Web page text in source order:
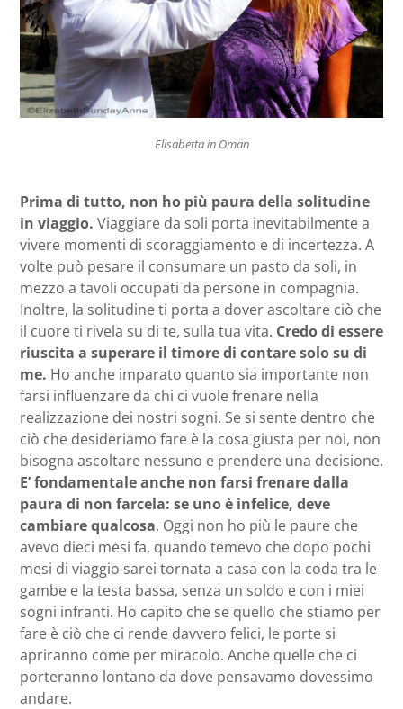
Elisabetta in Oman
Prima di tutto, non ho più paura della solitudine
in viaggio. Viaggiare da soli porta inevitabilmente a
vivere momenti di scoraggiamento e di incertezza. A
volte può pesare il consumare un pasto da soli, in
mezzo a tavoli occupati da persone in compagnia.
Inoltre, la solitudine ti porta a dover ascoltare ciò che
il cuore ti rivela su di te, sulla tua vita. Credo di essere
riuscita a superare il timore di contare solo su di
me. Ho anche imparato quanto sia importante non
farsi influenzare da chi ci vuole frenare nella
realizzazione dei nostri sogni. Se si sente dentro che
ciò che desideriamo fare è la cosa giusta per noi, non
bisogna ascoltare nessuno e prendere una decisione.
E’ fondamentale anche non farsi frenare dalla
paura di non farcela: se uno è infelice, deve
cambiare qualcosa. Oggi non ho più le paure che
avevo dieci mesi fa, quando temevo che dopo pochi
mesi di viaggio sarei tornata a casa con la coda tra le
gambe e la testa bassa, senza un soldo e con i miei
sogni infranti. Ho capito che se quello che stiamo per
fare è ciò che ci rende davvero felici, le porte si
apriranno come per miracolo. Anche quelle che ci
porteranno lontano da dove pensavamo dovessimo
andare.